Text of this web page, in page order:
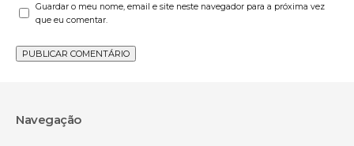
Guardar o meu nome, email e site neste navegador para a próxima vez
que eu comentar.
Navegação